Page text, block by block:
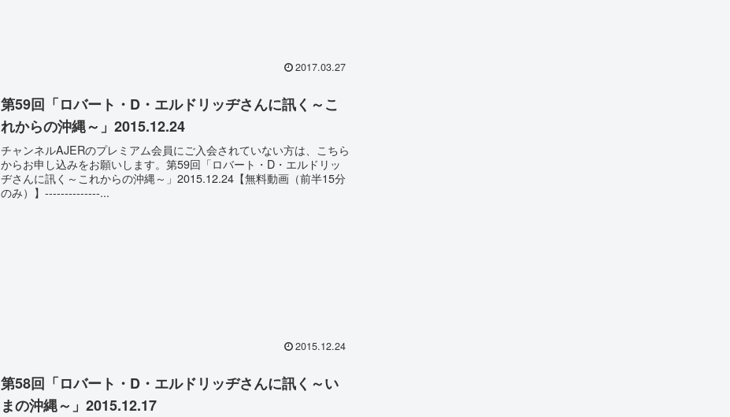
2017.03.27
第59回「ロバート・D・エルドリッヂさんに訊く～こ
れからの沖縄～」2015.12.24
チャンネルAJERのプレミアム会員にご入会されていない方は、こちら
からお申し込みをお願いします。第59回「ロバート・D・エルドリッ
ヂさんに訊く～これからの沖縄～」2015.12.24【無料動画（前半15分
のみ）】--------------...
2015.12.24
第58回「ロバート・D・エルドリッヂさんに訊く～い
まの沖縄～」2015.12.17